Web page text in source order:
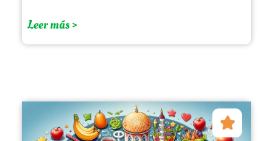
Leer más >